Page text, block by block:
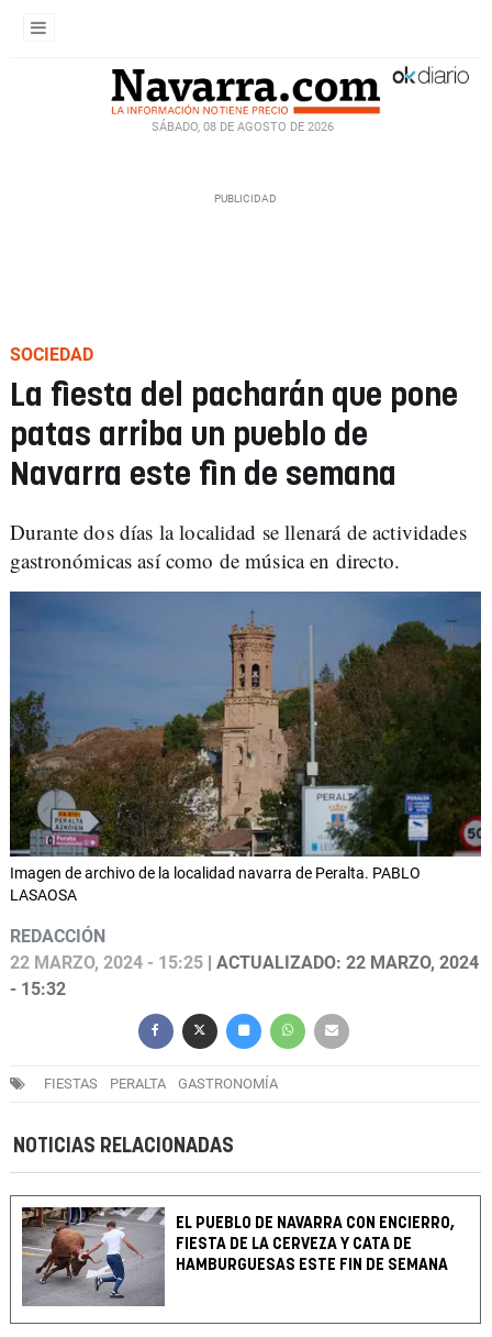
SÁBADO, 08 DE AGOSTO DE 2026
SOCIEDAD
La fiesta del pacharán que pone
patas arriba un pueblo de
Navarra este fin de semana
Durante dos días la localidad se llenará de actividades
gastronómicas así como de música en directo.
Imagen de archivo de la localidad navarra de Peralta. PABLO
LASAOSA
REDACCIÓN
22 MARZO, 2024 - 15:25 | ACTUALIZADO: 22 MARZO, 2024
- 15:32
FIESTAS PERALTA GASTRONOMÍA
NOTICIAS RELACIONADAS
EL PUEBLO DE NAVARRA CON ENCIERRO,
FIESTA DE LA CERVEZA Y CATA DE
HAMBURGUESAS ESTE FIN DE SEMANA